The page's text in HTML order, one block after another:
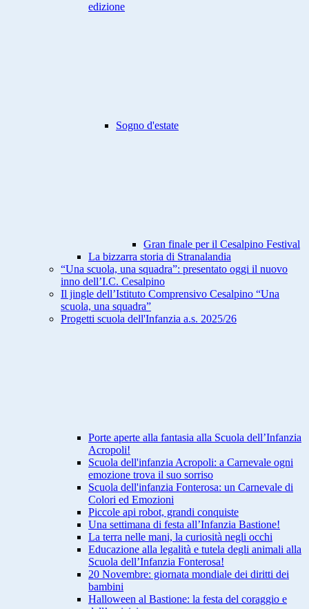
edizione
Sogno d'estate
Gran finale per il Cesalpino Festival
La bizzarra storia di Stranalandia
“Una scuola, una squadra”: presentato oggi il nuovo
inno dell’I.C. Cesalpino
Il jingle dell’Istituto Comprensivo Cesalpino “Una
scuola, una squadra”
Progetti scuola dell'Infanzia a.s. 2025/26
Porte aperte alla fantasia alla Scuola dell’Infanzia
Acropoli!
Scuola dell'infanzia Acropoli: a Carnevale ogni
emozione trova il suo sorriso
Scuola dell'infanzia Fonterosa: un Carnevale di
Colori ed Emozioni
Piccole api robot, grandi conquiste
Una settimana di festa all’Infanzia Bastione!
La terra nelle mani, la curiosità negli occhi
Educazione alla legalità e tutela degli animali alla
Scuola dell’Infanzia Fonterosa!
20 Novembre: giornata mondiale dei diritti dei
bambini
Halloween al Bastione: la festa del coraggio e